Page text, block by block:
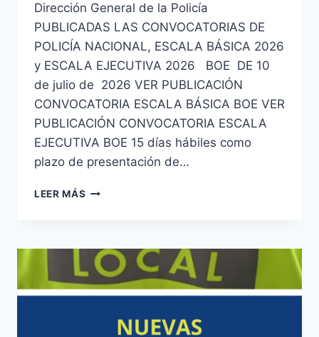
Dirección General de la Policía
PUBLICADAS LAS CONVOCATORIAS DE
POLICÍA NACIONAL, ESCALA BÁSICA 2026
y ESCALA EJECUTIVA 2026 BOE DE 10
de julio de 2026 VER PUBLICACIÓN
CONVOCATORIA ESCALA BÁSICA BOE VER
PUBLICACIÓN CONVOCATORIA ESCALA
EJECUTIVA BOE 15 días hábiles como
plazo de presentación de…
LEER MÁS CONVOCADAS
BÁSICA
150
PLAZAS
EJECUTIVA